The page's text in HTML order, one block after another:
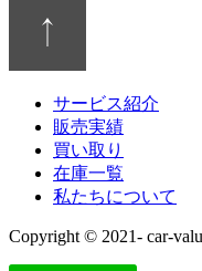
サービス紹介
販売実績
買い取り
在庫一覧
私たちについて
Copyright © 2021- car-